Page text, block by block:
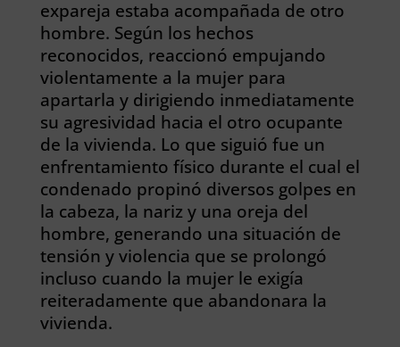
expareja estaba acompañada de otro
hombre. Según los hechos
reconocidos, reaccionó empujando
violentamente a la mujer para
apartarla y dirigiendo inmediatamente
su agresividad hacia el otro ocupante
de la vivienda. Lo que siguió fue un
enfrentamiento físico durante el cual el
condenado propinó diversos golpes en
la cabeza, la nariz y una oreja del
hombre, generando una situación de
tensión y violencia que se prolongó
incluso cuando la mujer le exigía
reiteradamente que abandonara la
vivienda.